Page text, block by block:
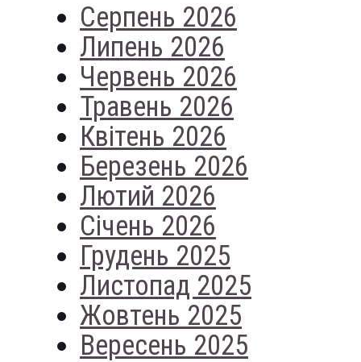
Серпень 2026
Липень 2026
Червень 2026
Травень 2026
Квітень 2026
Березень 2026
Лютий 2026
Січень 2026
Грудень 2025
Листопад 2025
Жовтень 2025
Вересень 2025